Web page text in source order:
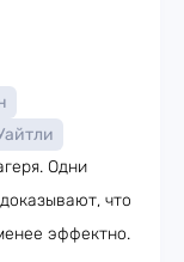
Одни
что
эффектно.